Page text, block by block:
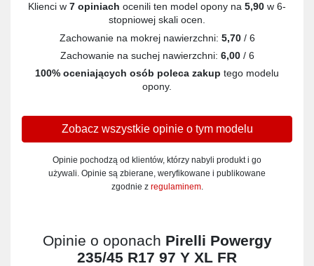
Klienci w 7 opiniach ocenili ten model opony na 5,90 w 6-
stopniowej skali ocen.
Zachowanie na mokrej nawierzchni: 5,70/ 6
Zachowanie na suchej nawierzchni: 6,00/ 6
100% oceniających osób poleca zakup tego modelu
opony.
Zobacz wszystkie opinie o tym modelu
Opinie pochodzą od klientów, którzy nabyli produkt i go
używali. Opinie są zbierane, weryfikowane i publikowane
zgodnie z regulaminem.
Opinie o oponach Pirelli Powergy
235/45 R17 97 Y XL FR